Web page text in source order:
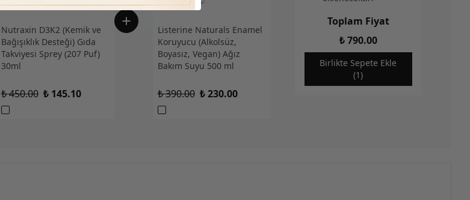
Nutraxin D3K2 (Kemik ve
Bağışıklık Desteği) Gıda
Takviyesi Sprey (207 Puf)
30ml
₺ 450.00 ₺ 145.10
Listerine Naturals Enamel
Koruyucu (Alkolsüz,
Boyasız, Vegan) Ağız
Bakım Suyu 500 ml
₺ 390.00 ₺ 230.00
Toplam Fiyat
₺ 790.00
Birlikte Sepete Ekle
(1)